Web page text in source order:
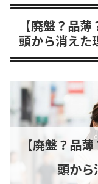
【廃盤？品
頭から消えた
【廃盤？品
頭から